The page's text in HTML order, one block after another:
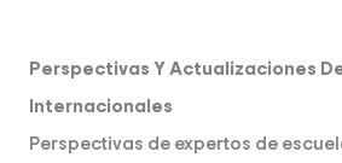
Perspectivas Y Actualizaciones
Internacionales
Perspectivas de expertos de